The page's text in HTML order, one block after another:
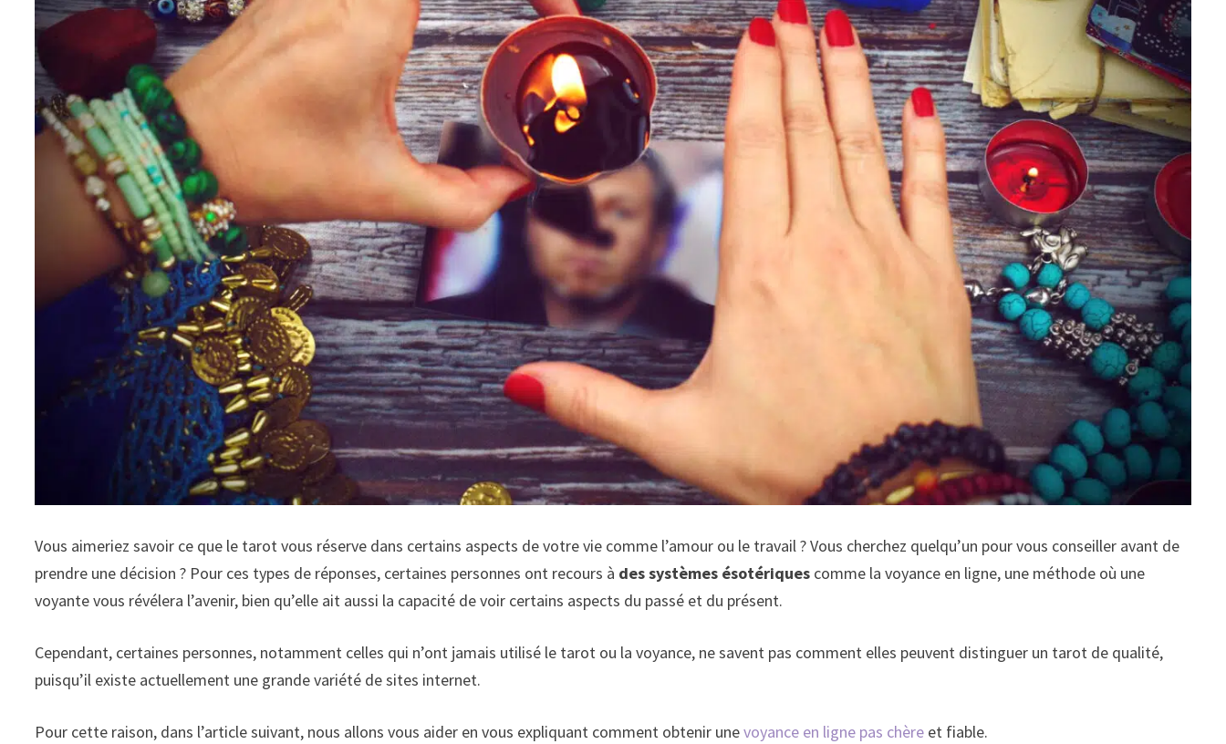
Vous aimeriez savoir ce que le tarot vous réserve dans certains aspects de votre vie comme l’amour ou le travail ? Vous cherchez quelqu’un pour vous conseiller avant de
prendre une décision ? Pour ces types de réponses, certaines personnes ont recours à des systèmes ésotériques comme la voyance en ligne, une méthode où une
voyante vous révélera l’avenir, bien qu’elle ait aussi la capacité de voir certains aspects du passé et du présent.
Cependant, certaines personnes, notamment celles qui n’ont jamais utilisé le tarot ou la voyance, ne savent pas comment elles peuvent distinguer un tarot de qualité,
puisqu’il existe actuellement une grande variété de sites internet.
Pour cette raison, dans l’article suivant, nous allons vous aider en vous expliquant comment obtenir unevoyance en ligne pas chère et fiable.